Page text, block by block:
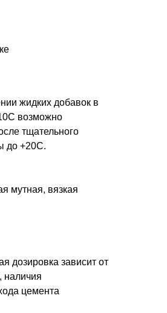
жидких добавок в
возможно
тщательного
до +20С.
мутная, вязкая
дозировка зависит от
наличия
цемента